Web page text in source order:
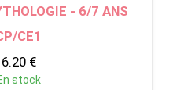
- 6/7 ANS
CE1
6.20 €
stock